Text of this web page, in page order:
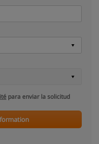
para enviar la solicitud